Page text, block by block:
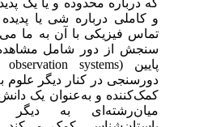
که‌ درباره محدوده و یا یک‌
و کاملی‌ درباره شی‌ یا
تماس فیزیکی‌ با آن به‌ ما
سنجش ‌از دور شامل‌ مشاهده
دورسنجی‌ در کنار دیگر علوم
کمک‌کننده و به‌عنوان یک‌
میان‌رشته‌ای‌ به‌ دیگر